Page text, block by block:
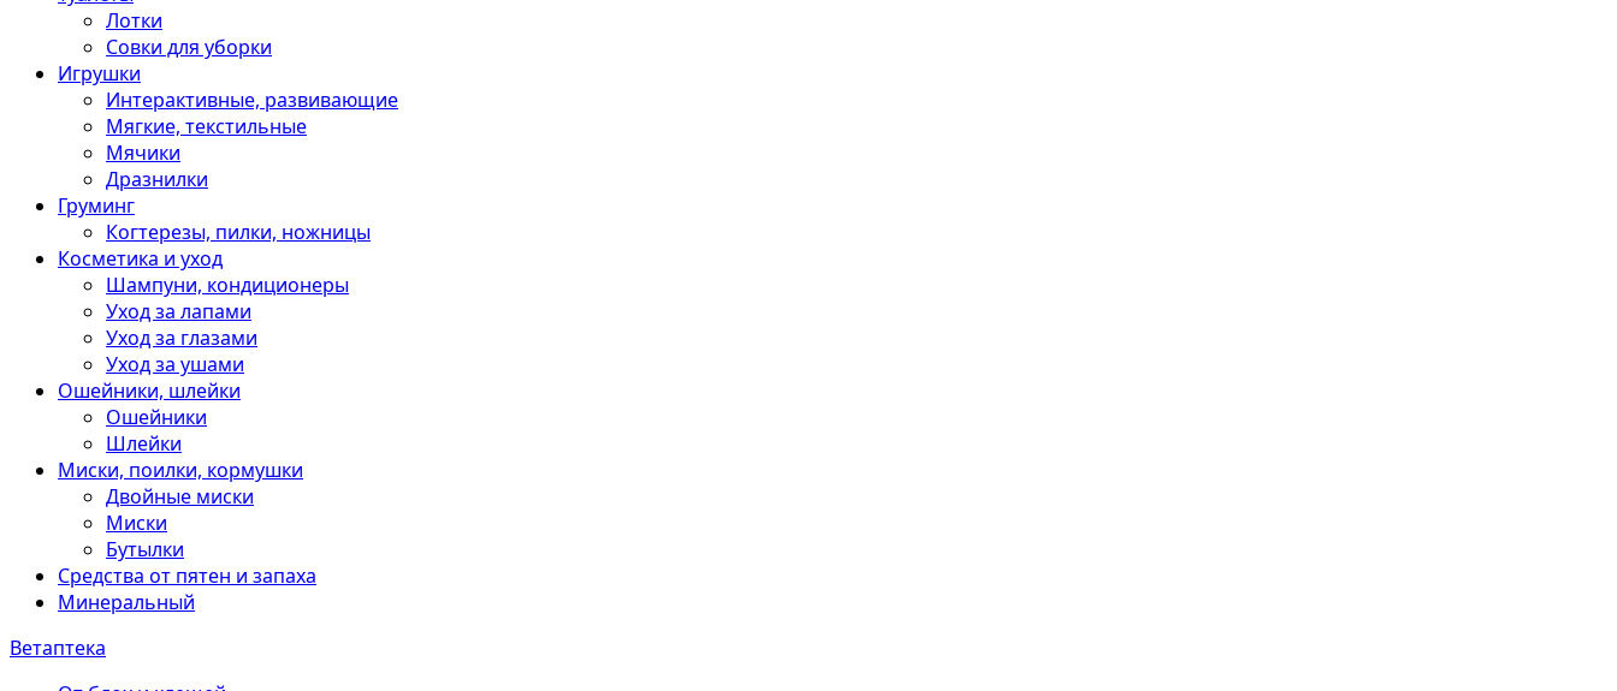
Лотки
Совки для уборки
Игрушки
Интерактивные, развивающие
Мягкие, текстильные
Мячики
Дразнилки
Груминг
Когтерезы, пилки, ножницы
Косметика и уход
Шампуни, кондиционеры
Уход за лапами
Уход за глазами
Уход за ушами
Ошейники, шлейки
Ошейники
Шлейки
Миски, поилки, кормушки
Двойные миски
Миски
Бутылки
Средства от пятен и запаха
Минеральный
Ветаптека